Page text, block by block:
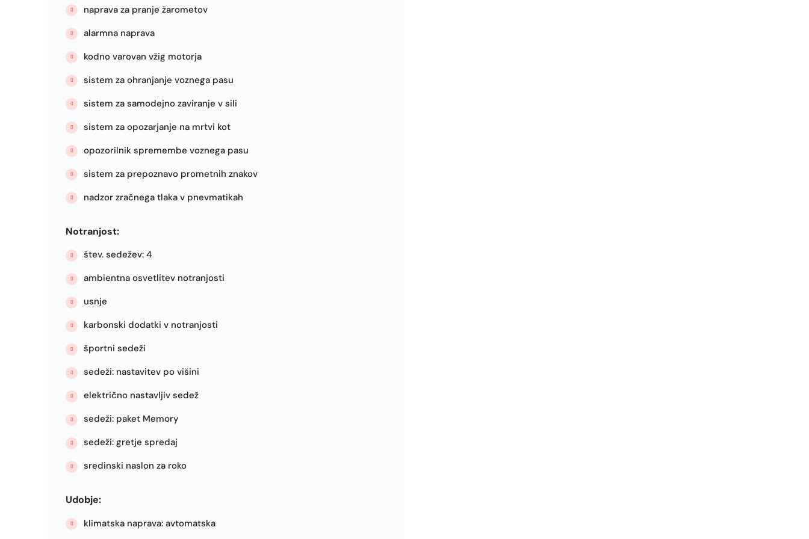
naprava za pranje žarometov
alarmna naprava
kodno varovan vžig motorja
sistem za ohranjanje voznega pasu
sistem za samodejno zaviranje v sili
sistem za opozarjanje na mrtvi kot
opozorilnik spremembe voznega pasu
sistem za prepoznavo prometnih znakov
nadzor zračnega tlaka v pnevmatikah
Notranjost:
štev. sedežev: 4
ambientna osvetlitev notranjosti
usnje
karbonski dodatki v notranjosti
športni sedeži
sedeži: nastavitev po višini
električno nastavljiv sedež
sedeži: paket Memory
sedeži: gretje spredaj
sredinski naslon za roko
Udobje:
klimatska naprava: avtomatska